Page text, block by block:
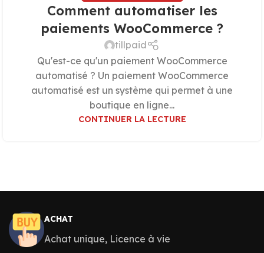
Comment automatiser les
paiements WooCommerce ?
tillpaid
Qu'est-ce qu'un paiement WooCommerce
automatisé ? Un paiement WooCommerce
automatisé est un système qui permet à une
boutique en ligne...
CONTINUER LA LECTURE
ACHAT
Achat unique, Licence à vie